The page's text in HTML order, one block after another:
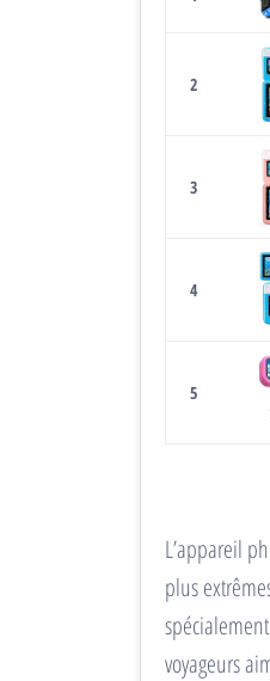
2
3
4
5
L’appareil
plus
voyageurs